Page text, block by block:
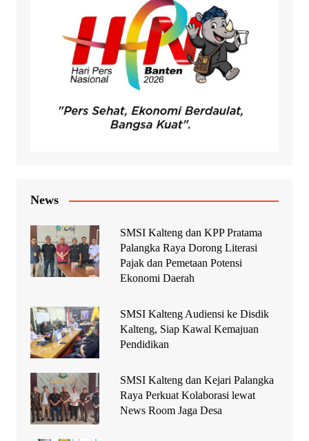
News
SMSI Kalteng dan KPP Pratama
Palangka Raya Dorong Literasi
Pajak dan Pemetaan Potensi
Ekonomi Daerah
SMSI Kalteng Audiensi ke Disdik
Kalteng, Siap Kawal Kemajuan
Pendidikan
SMSI Kalteng dan Kejari Palangka
Raya Perkuat Kolaborasi lewat
News Room Jaga Desa